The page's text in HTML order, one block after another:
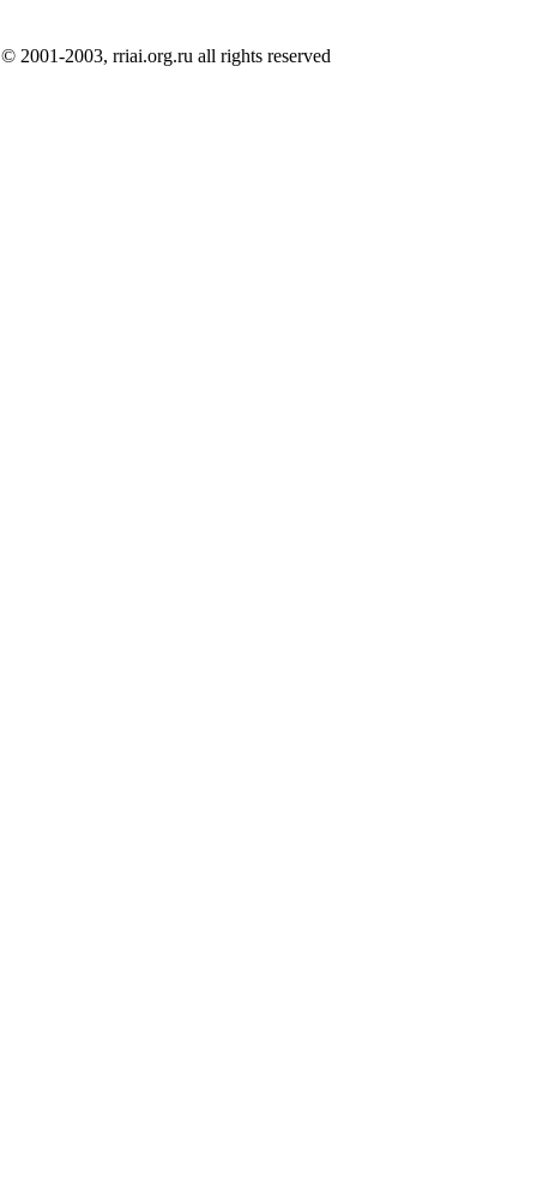
© 2001-2003, rriai.org.ru all rights reserved